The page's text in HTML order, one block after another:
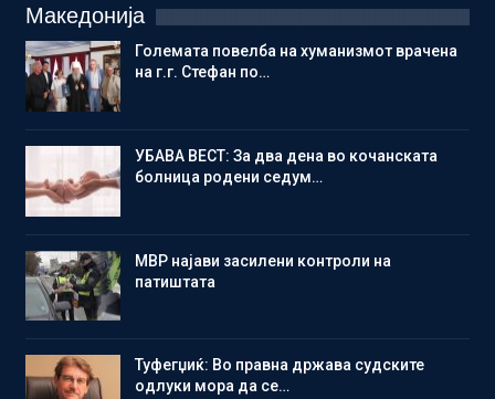
Македонија
Големата повелба на хуманизмот врачена
на г.г. Стефан по…
УБАВА ВЕСТ: За два дена во кочанската
болница родени седум…
МВР најави засилени контроли на
патиштата
Туфегџиќ: Во правна држава судските
одлуки мора да се…